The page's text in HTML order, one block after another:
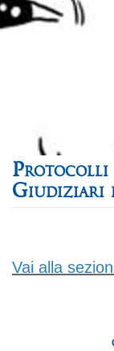
Protocolli
Giudiziari
Vai alla